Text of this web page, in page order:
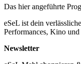
Das hier angeführte
eSeL ist dein
Performances, Kino
Newsletter